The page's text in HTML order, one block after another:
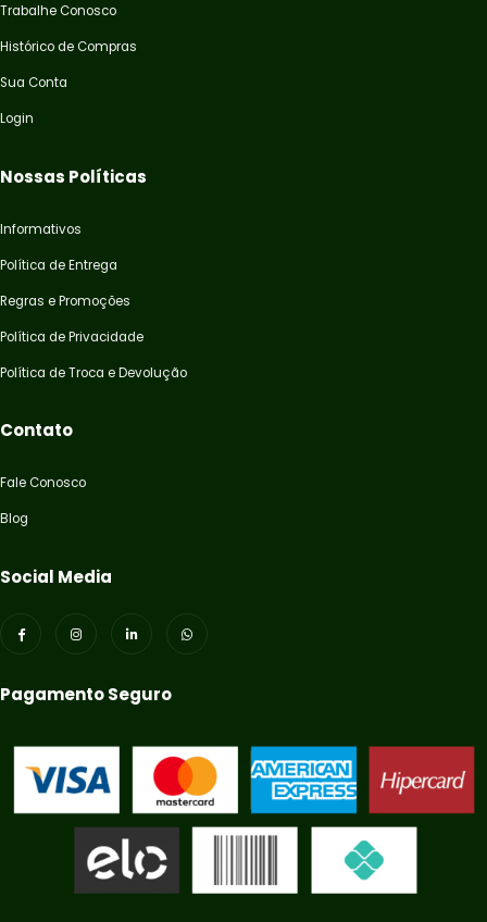
Trabalhe Conosco
Histórico de Compras
Sua Conta
Login
Nossas Políticas
Informativos
Política de Entrega
Regras e Promoções
Política de Privacidade
Política de Troca e Devolução
Contato
Fale Conosco
Blog
Social Media
Pagamento Seguro